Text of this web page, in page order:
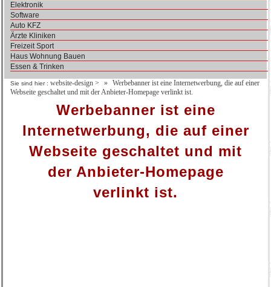
Elektronik
Software
Auto KFZ
Ärzte Kliniken
Freizeit Sport
Haus Wohnung Bauen
Essen & Trinken
Sie sind hier : website-design >
Werbebanner ist eine Internetwerbung, die auf einer
Webseite geschaltet und mit der Anbieter-Homepage verlinkt ist.
Werbebanner ist eine
Internetwerbung, die auf einer
Webseite geschaltet und mit
der Anbieter-Homepage
verlinkt ist.